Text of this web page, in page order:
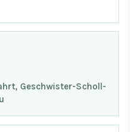
Geschwister-Scholl-